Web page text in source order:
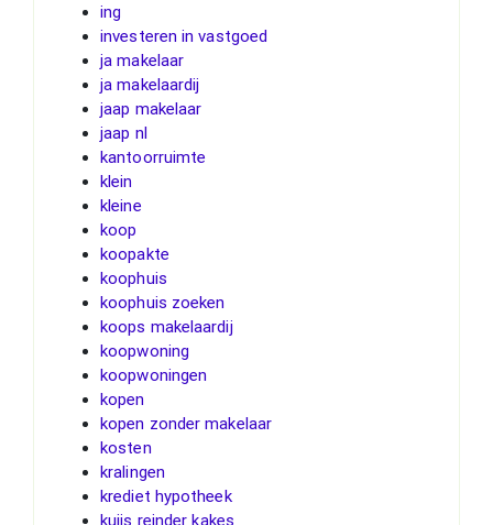
ing
investeren in vastgoed
ja makelaar
ja makelaardij
jaap makelaar
jaap nl
kantoorruimte
klein
kleine
koop
koopakte
koophuis
koophuis zoeken
koops makelaardij
koopwoning
koopwoningen
kopen
kopen zonder makelaar
kosten
kralingen
krediet hypotheek
kuijs reinder kakes